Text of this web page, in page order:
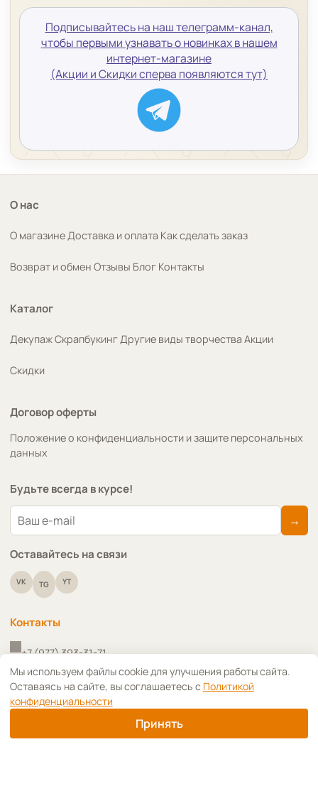
Подписывайтесь на наш телеграмм-канал,
чтобы первыми узнавать о новинках в нашем
интернет-магазине
(Акции и Скидки сперва появляются тут)
О нас
О магазинеДоставка и оплата Как сделать заказ
Возврат и обмен Отзывы Блог Контакты
Каталог
ДекупажСкрапбукингДругие виды творчества Акции
Скидки
Договор оферты
Положение о конфиденциальности и защите персональных
данных
Будьте всегда в курсе!
→
Оставайтесь на связи
VK TG YT
Контакты
+7 (977) 393-31-71
+7 (910) 418-91-09
↑
Мы используем файлы cookie для улучшения работы сайта.
Оставаясь на сайте, вы соглашаетесь с Политикой
конфиденциальности
Принять